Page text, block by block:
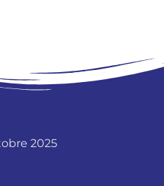
2025